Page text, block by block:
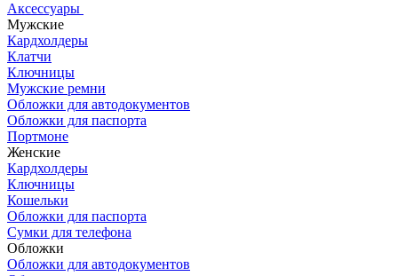
Аксессуары
Мужские
Кардхолдеры
Клатчи
Ключницы
Мужские ремни
Обложки для автодокументов
Обложки для паспорта
Портмоне
Женские
Кардхолдеры
Ключницы
Кошельки
Обложки для паспорта
Сумки для телефона
Обложки
Обложки для автодокументов